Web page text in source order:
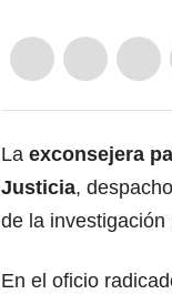
La exconsejera
Justicia,
de la investigación
En el oficio